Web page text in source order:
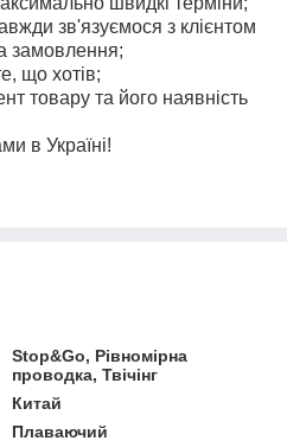
зв'язуємося з клієнтом
замовлення;
що хотів;
товару та його наявність
в Україні!
Stop&Go, Рівномірна
проводка, Твічінг
Китай
Плаваючий